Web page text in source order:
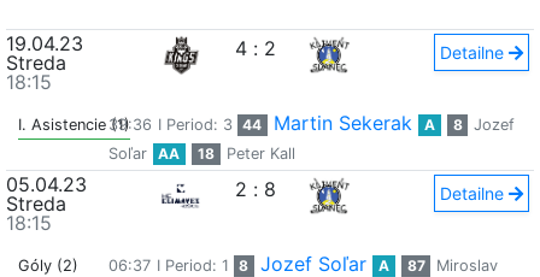
19.04.23
Streda
18:15
4 : 2 Detailne
I. Asistencie (1)39:36 I Period: 3 44 Martin Sekerak A 8
Jozef
Soľar
AA 18 Peter Kall
05.04.23
Streda
18:15
2 : 8 Detailne
Góly (2) 06:37 I Period: 1 8 Jozef Soľar A 87
Miroslav